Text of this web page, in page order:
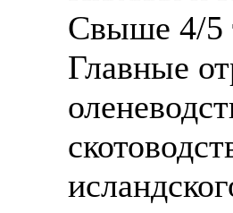
Свыше 4/5
Главные